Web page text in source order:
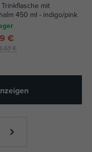
mit
450 ml - indigo/pink
€
€